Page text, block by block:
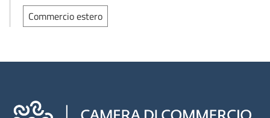
Commercio estero